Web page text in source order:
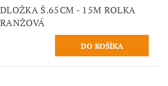
Š.65CM - 15M ROLKA